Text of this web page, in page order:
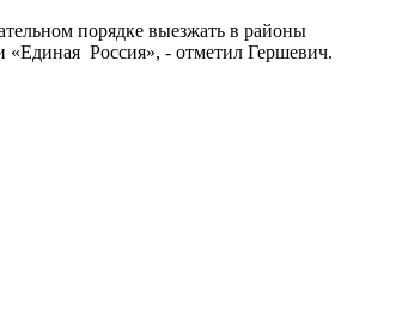
порядке выезжать в районы
«Единая Россия», - отметил Гершевич.